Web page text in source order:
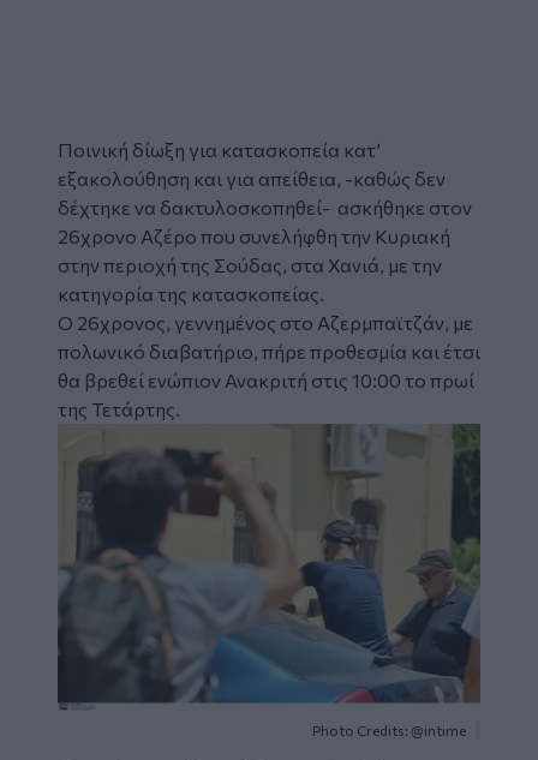
Ποινική δίωξη για κατασκοπεία κατ’
εξακολούθηση και για απείθεια, -καθώς δεν
δέχτηκε να δακτυλοσκοπηθεί- ασκήθηκε στον
26χρονο Αζέρο που συνελήφθη την Κυριακή
στην περιοχή της Σούδας, στα Χανιά, με την
κατηγορία της κατασκοπείας.
Ο 26χρονος, γεννημένος στο Αζερμπαϊτζάν, με
πολωνικό διαβατήριο, πήρε προθεσμία και έτσι
θα βρεθεί ενώπιον Ανακριτή στις 10:00 το πρωί
της Τετάρτης.
Photo Credits: @intime